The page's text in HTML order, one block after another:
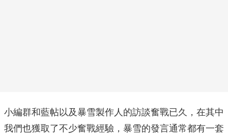
小編群和藍帖以及暴雪製作人的訪談奮戰已久，在其中
我們也獲取了不少奮戰經驗，暴雪的發言通常都有一套